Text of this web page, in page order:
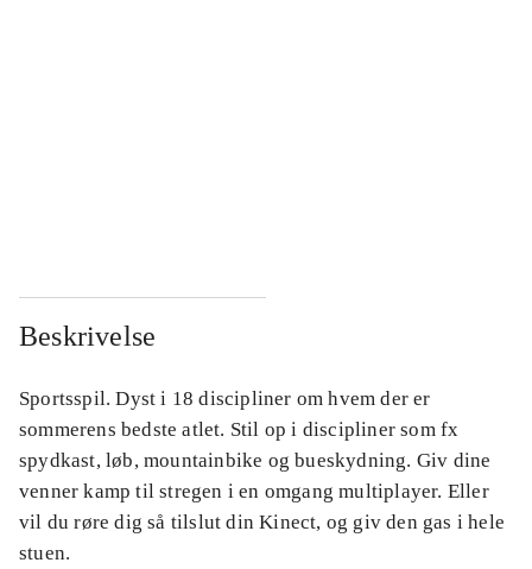
Beskrivelse
Sportsspil. Dyst i 18 discipliner om hvem der er
sommerens bedste atlet. Stil op i discipliner som fx
spydkast, løb, mountainbike og bueskydning. Giv dine
venner kamp til stregen i en omgang multiplayer. Eller
vil du røre dig så tilslut din Kinect, og giv den gas i hele
stuen.